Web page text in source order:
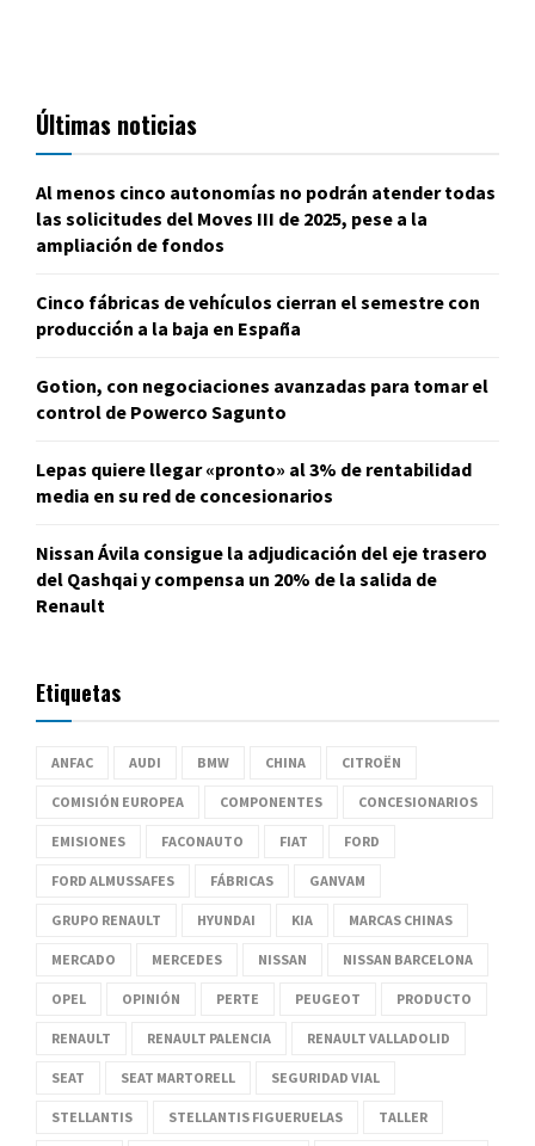
Últimas noticias
Al menos cinco autonomías no podrán atender todas
las solicitudes del Moves III de 2025, pese a la
ampliación de fondos
Cinco fábricas de vehículos cierran el semestre con
producción a la baja en España
Gotion, con negociaciones avanzadas para tomar el
control de Powerco Sagunto
Lepas quiere llegar «pronto» al 3% de rentabilidad
media en su red de concesionarios
Nissan Ávila consigue la adjudicación del eje trasero
del Qashqai y compensa un 20% de la salida de
Renault
Etiquetas
ANFAC AUDI BMW CHINA CITROËN
COMISIÓN EUROPEA COMPONENTES CONCESIONARIOS
EMISIONES FACONAUTO FIAT FORD
FORD ALMUSSAFES FÁBRICAS GANVAM
GRUPO RENAULT HYUNDAI KIA MARCAS CHINAS
MERCADO MERCEDES NISSAN NISSAN BARCELONA
OPEL OPINIÓN PERTE PEUGEOT PRODUCTO
RENAULT RENAULT PALENCIA RENAULT VALLADOLID
SEAT SEAT MARTORELL SEGURIDAD VIAL
STELLANTIS STELLANTIS FIGUERUELAS TALLER